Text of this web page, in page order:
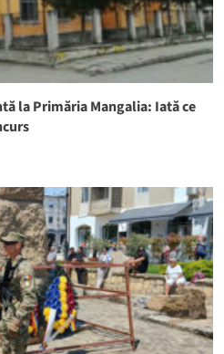
la Primăria Mangalia: Iată ce